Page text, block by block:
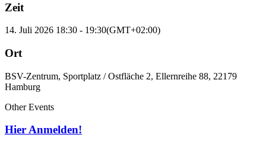
Zeit
14. Juli 2026 18:30 - 19:30(GMT+02:00)
Ort
BSV-Zentrum, Sportplatz / Ostfläche 2, Ellernreihe 88, 22179
Hamburg
Other Events
Hier Anmelden!